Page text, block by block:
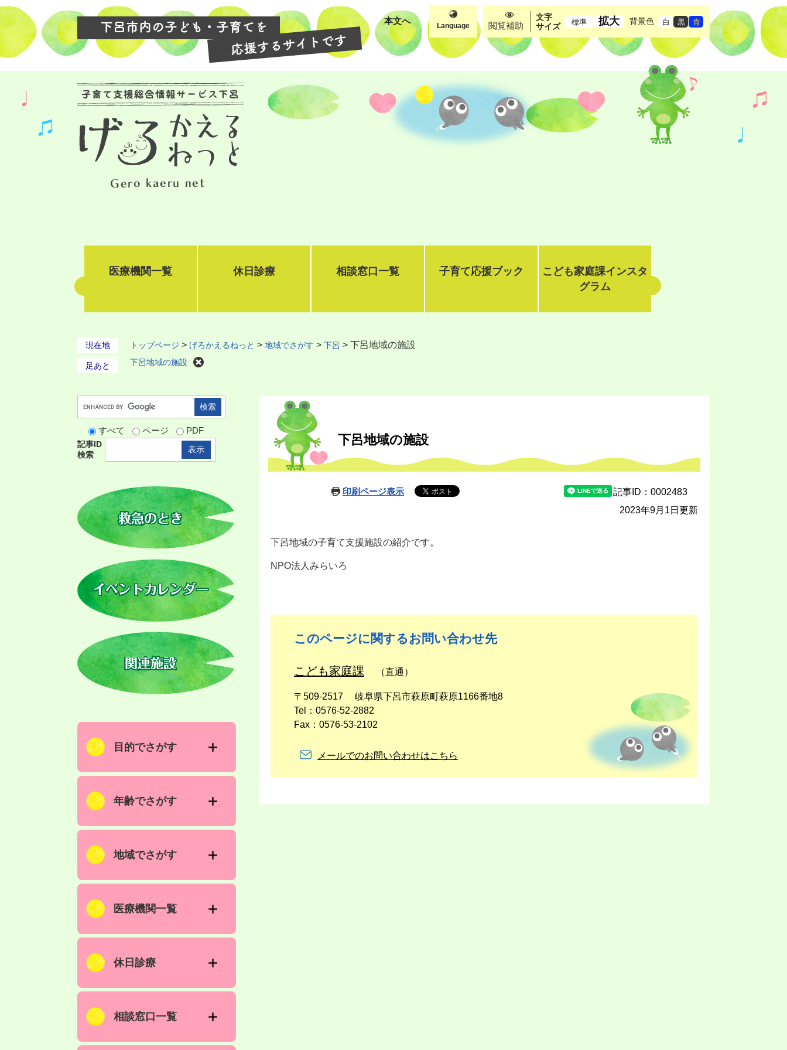
ペ
ー
ジ
の
メ
ニ
ュ
ー
本文へ Language 閲覧補助
文字
サイズ
標準 拡大 背景色 白 黒 青
医療機関一覧 休日診療 相談窓口一覧 子育て応援ブック
こども家庭課インスタ
グラム
現在地 トップページ > げろかえるねっと > 地域でさがす > 下呂 > 下呂地域の施設
下呂地域の施設
下呂地域の施設
印刷ページ表示
記事ID：0002483
2023年9月1日更新
下呂地域の子育て支援施設の紹介です。
NPO法人みらいろ
このページに関するお問い合わせ先
こども家庭課 （直通）
〒509-2517
岐阜県下呂市萩原町萩原1166番地8
Tel：0576-52-2882
Fax：0576-53-2102
メールでのお問い合わせはこちら
G
o
g
l
ス
タ
ム
すべて ページ PDF
記事ID
検索
目的でさがす
年齢でさがす
地域でさがす
医療機関一覧
休日診療
相談窓口一覧